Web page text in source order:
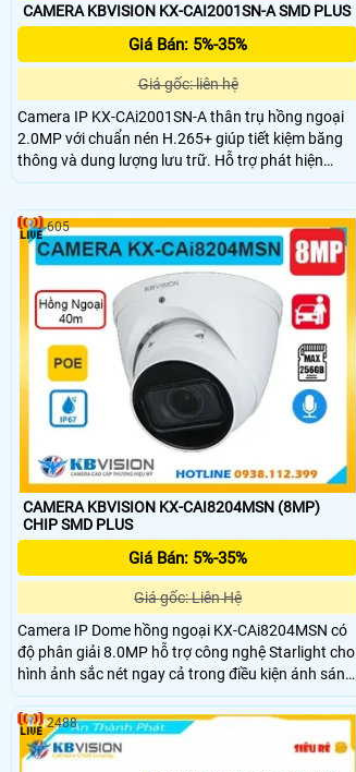
CAMERA KBVISION KX-CAI2001SN-A SMD PLUS
Giá Bán: 5%-35%
Giá gốc: liên hệ
Camera IP KX-CAi2001SN-A thân trụ hồng ngoại
2.0MP với chuẩn nén H.265+ giúp tiết kiệm băng
thông và dung lượng lưu trữ. Hỗ trợ phát hiện
thông minh phân biệt người và xe, tầm xa hồng
đêm. Camera còn có khe cắm thẻ nhớ 256GB lưu
trữ dữ liệu, tích hợp mic ghi âm và thiết kế kim loại
chắc chắn đạt chuẩn IP67 phù hợp cho môi
trường ngoài trời.
CAMERA KBVISION KX-CAI8204MSN (8MP)
CHIP SMD PLUS
Giá Bán: 5%-35%
Giá gốc: Liên Hệ
Camera IP Dome hồng ngoại KX-CAi8204MSN có
độ phân giải 8.0MP hỗ trợ công nghệ Starlight cho
hình ảnh sắc nét ngay cả trong điều kiện ánh sáng
yếu. Với chuẩn nén H.265+ chống ngược sáng
WDR 120dB và tầm xa hồng ngoại 40m giúp giám
sát hiệu quả cả ngày lẫn đêm. Camera còn tích
hợp mic, khe cắm thẻ nhớ 256GB và chức năng
605
2488